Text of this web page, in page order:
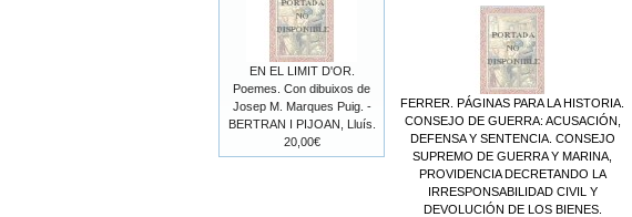
FERRER. PÁGINAS PARA LA HISTORIA.
CONSEJO DE GUERRA: ACUSACIÓN,
DEFENSA Y SENTENCIA. CONSEJO
SUPREMO DE GUERRA Y MARINA,
PROVIDENCIA DECRETANDO LA
IRRESPONSABILIDAD CIVIL Y
DEVOLUCIÓN DE LOS BIENES.
EN EL LIMIT D'OR.
Poemes. Con dibuixos de
Josep M. Marques Puig. -
BERTRAN I PIJOAN, Lluís.
20,00€